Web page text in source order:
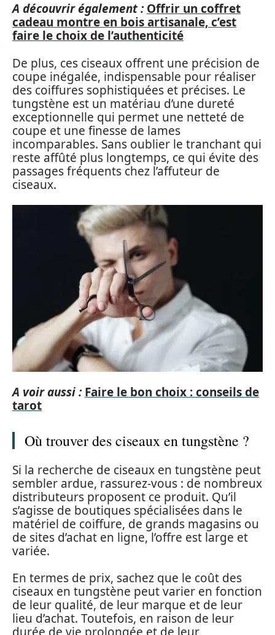
A découvrir également : Offrir un coffret
cadeau montre en bois artisanale, c’est
faire le choix de l’authenticité
De plus, ces ciseaux offrent une précision de
coupe inégalée, indispensable pour réaliser
des coiffures sophistiquées et précises. Le
tungstène est un matériau d’une dureté
exceptionnelle qui permet une netteté de
coupe et une finesse de lames
incomparables. Sans oublier le tranchant qui
reste affûté plus longtemps, ce qui évite des
passages fréquents chez l’affuteur de
ciseaux.
A voir aussi : Faire le bon choix : conseils de
tarot
Où trouver des ciseaux en tungstène ?
Si la recherche de ciseaux en tungstène peut
sembler ardue, rassurez-vous : de nombreux
distributeurs proposent ce produit. Qu’il
s’agisse de boutiques spécialisées dans le
matériel de coiffure, de grands magasins ou
de sites d’achat en ligne, l’offre est large et
variée.
En termes de prix, sachez que le coût des
ciseaux en tungstène peut varier en fonction
de leur qualité, de leur marque et de leur
lieu d’achat. Toutefois, en raison de leur